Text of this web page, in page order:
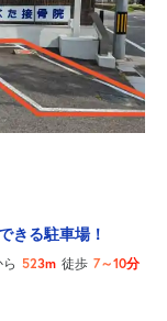
きる駐車場！
523m 徒歩 7～10分